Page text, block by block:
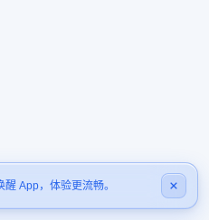
App，体验更流畅。